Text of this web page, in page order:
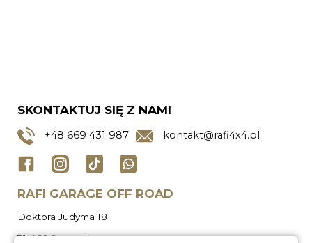
SKONTAKTUJ SIĘ Z NAMI
+48 669 431 987 kontakt@rafi4x4.pl
RAFI GARAGE OFF ROAD
Doktora Judyma 18
71-466 Szczecin